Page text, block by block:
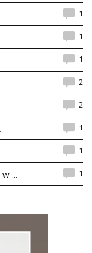
1
1
1
2
2
1
1
... 1